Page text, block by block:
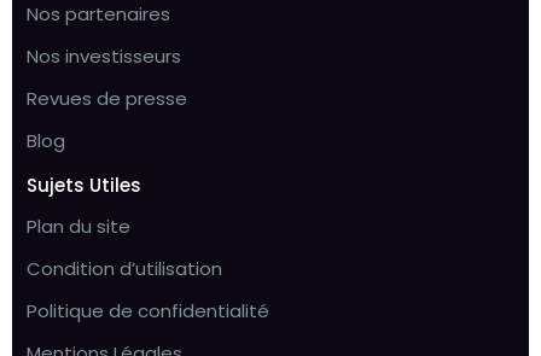
Nos partenaires
Nos investisseurs
Revues de presse
Blog
Sujets Utiles
Plan du site
Condition d’utilisation
Politique de confidentialité